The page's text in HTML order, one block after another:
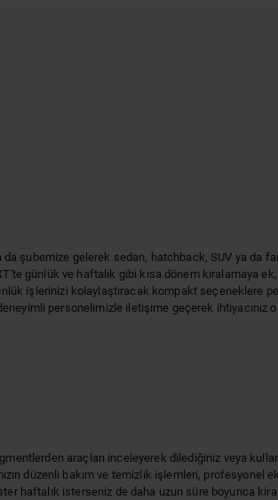
şubemize gelerek sedan, hatchback, SUV ya da
günlük ve haftalık gibi kısa dönem kiralamaya
işlerinizi kolaylaştıracak kompakt seçeneklere
personelimizle iletişime geçerek ihtiyacınız
araçları inceleyerek dilediğiniz veya
düzenli bakım ve temizlik işlemleri, profesyonel
haftalık isterseniz de daha uzun süre boyunca